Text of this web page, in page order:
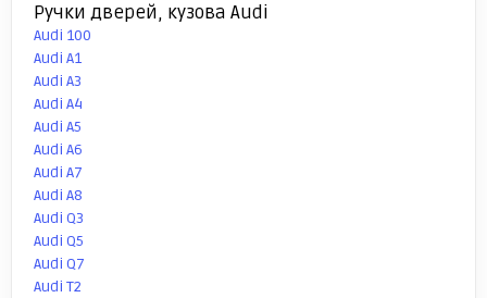
Ручки дверей, кузова Audi
Audi 100
Audi A1
Audi A3
Audi A4
Audi A5
Audi A6
Audi A7
Audi A8
Audi Q3
Audi Q5
Audi Q7
Audi T2